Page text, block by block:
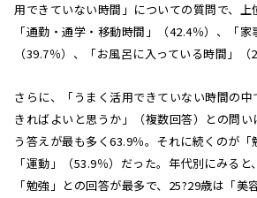
用できていない時間」についての質問で、上
「通勤・通学・移動時間」（42.4％）、「家
（39.7％）、「お風呂に入っている時間」（
さらに、「うまく活用できていない時間の
きればよいと思うか」（複数回答）との問
う答えが最も多く63.9％。それに続くのが「
「運動」（53.9％）だった。年代別にみる
「勉強」との回答が最多で、25?29歳は「美